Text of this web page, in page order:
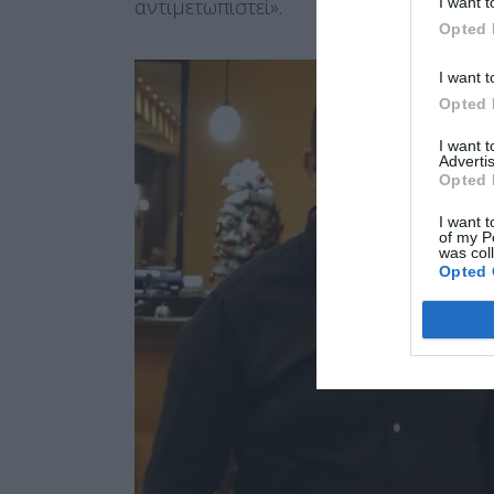
Opted
I want
Opted
I want
Opted
I want
of my
was
Opted
αρνητικά
αντιμετωπιστεί».